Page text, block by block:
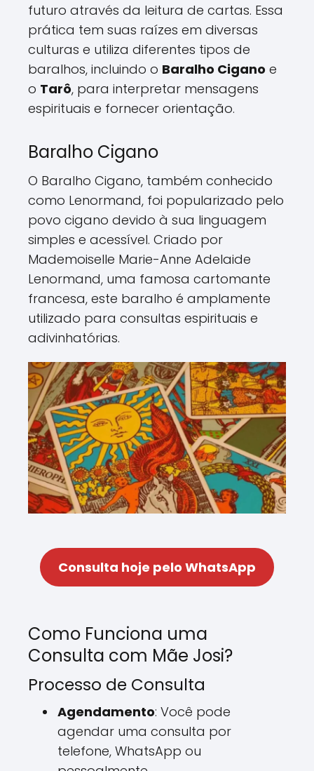
futuro através da leitura de cartas. Essa
prática tem suas raízes em diversas
culturas e utiliza diferentes tipos de
baralhos, incluindo o Baralho Cigano e
o Tarô, para interpretar mensagens
espirituais e fornecer orientação.
Baralho Cigano
O Baralho Cigano, também conhecido
como Lenormand, foi popularizado pelo
povo cigano devido à sua linguagem
simples e acessível. Criado por
Mademoiselle Marie-Anne Adelaide
Lenormand, uma famosa cartomante
francesa, este baralho é amplamente
utilizado para consultas espirituais e
adivinhatórias.
Consulta hoje pelo WhatsApp
Como Funciona uma
Consulta com Mãe Josi?
Processo de Consulta
Agendamento: Você pode
agendar uma consulta por
telefone, WhatsApp ou